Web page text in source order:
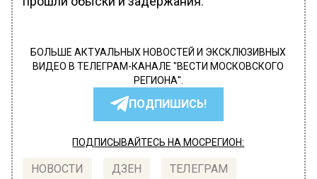
БОЛЬШЕ АКТУАЛЬНЫХ НОВОСТЕЙ И ЭКСКЛЮЗИВНЫХ
ВИДЕО В ТЕЛЕГРАМ-КАНАЛЕ "ВЕСТИ МОСКОВСКОГО
РЕГИОНА".
ПОДПИШИСЬ!
ПОДПИСЫВАЙТЕСЬ НА МОСРЕГИОН:
НОВОСТИ ДЗЕН ТЕЛЕГРАМ